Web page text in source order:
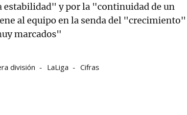
estabilidad" y por la "continuidad de un
al equipo en la senda del "crecimiento"
marcados"
división LaLiga Cifras